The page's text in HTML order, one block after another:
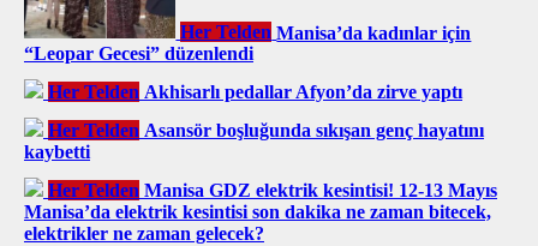
Her Telden Manisa’da kadınlar için
“Leopar Gecesi” düzenlendi
Her Telden Akhisarlı pedallar Afyon’da zirve yaptı
Her Telden Asansör boşluğunda sıkışan genç hayatını
kaybetti
Her Telden Manisa GDZ elektrik kesintisi! 12-13 Mayıs
Manisa’da elektrik kesintisi son dakika ne zaman bitecek,
elektrikler ne zaman gelecek?